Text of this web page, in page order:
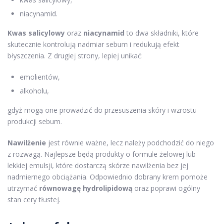
niacynamid.
Kwas salicylowy oraz niacynamid to dwa składniki, które
skutecznie kontrolują nadmiar sebum i redukują efekt
błyszczenia. Z drugiej strony, lepiej unikać:
emolientów,
alkoholu,
gdyż mogą one prowadzić do przesuszenia skóry i wzrostu
produkcji sebum.
Nawilżenie jest równie ważne, lecz należy podchodzić do niego
z rozwagą. Najlepsze będą produkty o formule żelowej lub
lekkiej emulsji, które dostarczą skórze nawilżenia bez jej
nadmiernego obciążania. Odpowiednio dobrany krem pomoże
utrzymać równowagę hydrolipidową oraz poprawi ogólny
stan cery tłustej.